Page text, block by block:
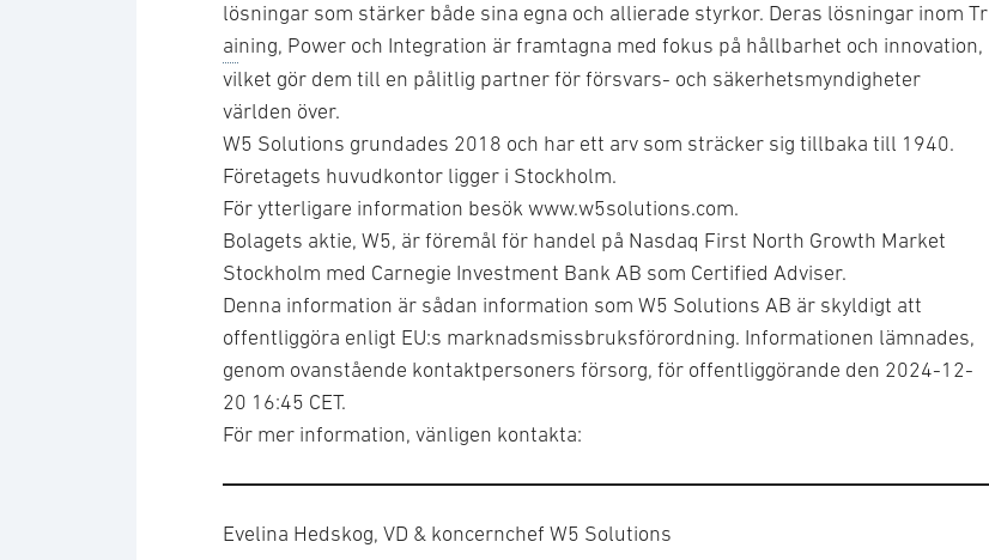
lösningar som stärker både sina egna och allierade styrkor. Deras lösningar inom Tr
aining, Power och Integration är framtagna med fokus på hållbarhet och innovation,
vilket gör dem till en pålitlig partner för försvars- och säkerhetsmyndigheter
världen över.
W5 Solutions grundades 2018 och har ett arv som sträcker sig tillbaka till 1940.
Företagets huvudkontor ligger i Stockholm.
För ytterligare information besök www.w5solutions.com.
Bolagets aktie, W5, är föremål för handel på Nasdaq First North Growth Market
Stockholm med Carnegie Investment Bank AB som Certified Adviser.
Denna information är sådan information som W5 Solutions AB är skyldigt att
offentliggöra enligt EU:s marknadsmissbruksförordning. Informationen lämnades,
genom ovanstående kontaktpersoners försorg, för offentliggörande den 2024-12-
20 16:45 CET.
För mer information, vänligen kontakta:
Evelina Hedskog, VD & koncernchef W5 Solutions